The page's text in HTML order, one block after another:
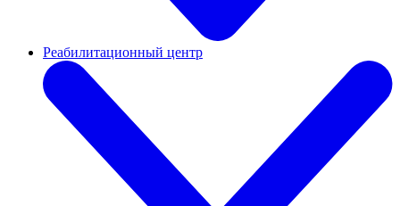
Реабилитационный центр